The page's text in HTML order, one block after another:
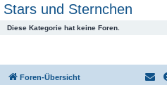
Stars und Sternchen
Diese Kategorie hat keine Foren.
Foren-Übersicht